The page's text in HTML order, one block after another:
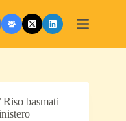
Riso basmati